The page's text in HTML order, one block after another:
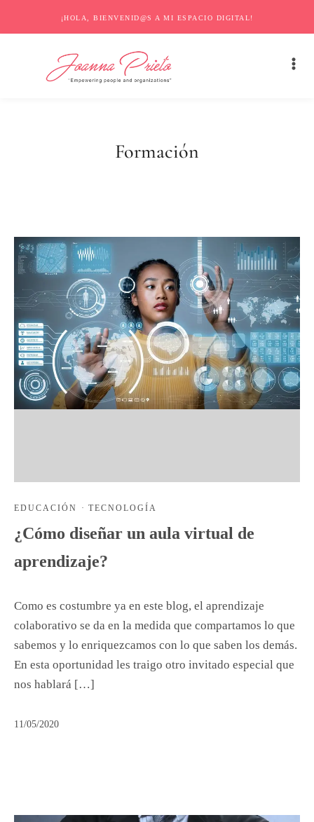
¡HOLA, BIENVENID@S A MI ESPACIO DIGITAL!
Formación
EDUCACIÓN · TECNOLOGÍA
¿Cómo diseñar un aula virtual de
aprendizaje?
Como es costumbre ya en este blog, el aprendizaje
colaborativo se da en la medida que compartamos lo que
sabemos y lo enriquezcamos con lo que saben los demás.
En esta oportunidad les traigo otro invitado especial que
nos hablará […]
11/05/2020